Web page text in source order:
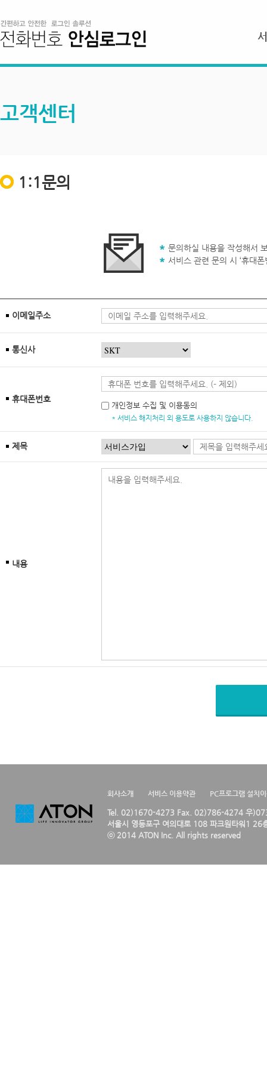
고객센터
1:1문의
문의하실 내용을 작성해서
서비스 관련 문의 시 ‘휴대
이메일주소
통신사
휴대폰번호
개인정보 수집 및 이용동의
* 서비스 해지처리 외 용도로 사용하지 않습니다.
제목
내용
회사소개 서비스 이용약관 PC프로그램 설치
Tel. 02)1670-4273 Fax. 02)786-4274 우
서울시 영등포구 여의대로 108 파크원타워1 26
ⓒ 2014 ATON Inc. All rights reserved